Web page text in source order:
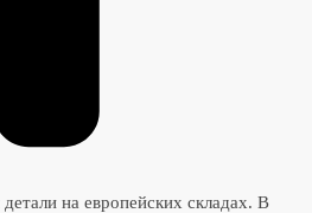
на европейских складах. В